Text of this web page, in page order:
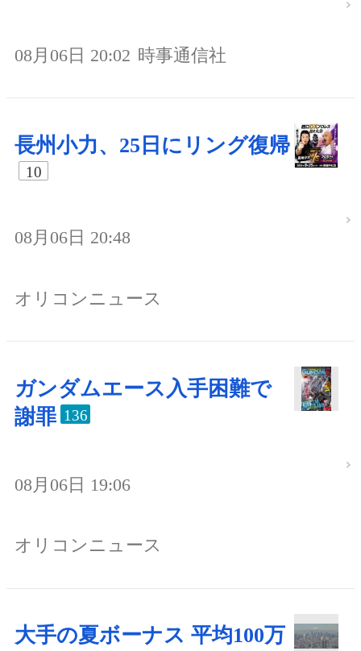
08月06日 20:02 時事通信社
長州小力、25日にリング復帰
10
08月06日 20:48
オリコンニュース
ガンダムエース入手困難で
謝罪 136
08月06日 19:06
オリコンニュース
大手の夏ボーナス 平均100万